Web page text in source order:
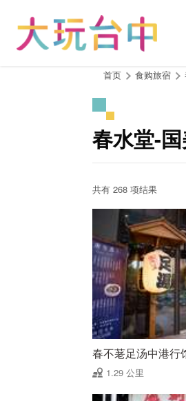
首页 食购旅宿
春水堂-
共有 268 项结果
春不荖足汤中港行
1.29 公里